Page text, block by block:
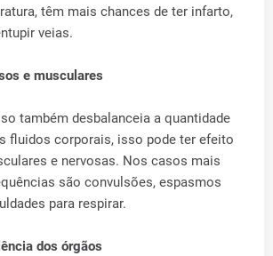
têm mais chances de ter infarto,
veias.
e musculares
também desbalanceia a quantidade
fluidos corporais, isso pode ter efeito
e nervosas. Nos casos mais
são convulsões, espasmos
para respirar.
dos órgãos